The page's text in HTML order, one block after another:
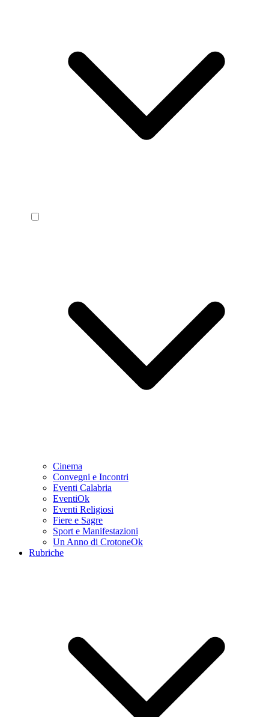
Cinema
Convegni e Incontri
Eventi Calabria
EventiOk
Eventi Religiosi
Fiere e Sagre
Sport e Manifestazioni
Un Anno di CrotoneOk
Rubriche